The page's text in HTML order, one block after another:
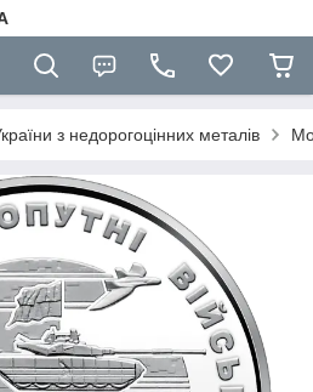
з недорогоцінних металів